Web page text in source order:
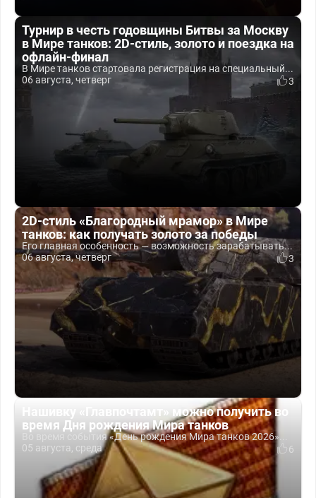
Турнир в честь годовщины Битвы за Москву
в Мире танков: 2D-стиль, золото и поездка на
офлайн-финал
В Мире танков стартовала регистрация на специальный...
06 августа, четверг
3
2D-стиль «Благородный мрамор» в Мире
танков: как получать золото за победы
Его главная особенность — возможность зарабатывать...
06 августа, четверг
3
Нашивку «Главпочтамт» можно получить во
время Дня рождения Мира танков
Во время события «День рождения Мира танков 2026»...
05 августа, среда
6